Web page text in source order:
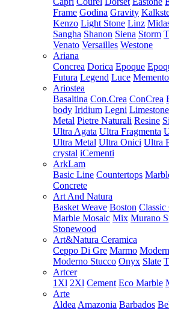
Frame Godina Gravity
Kenzo Light Stone Linz
Sangha Shanon Siena Storm
Venato Versailles Westone
Ariana
Concrea Dorica Epoque
Futura Legend Luce Memento
Ariostea
Basaltina Con.Crea ConCrea
body Iridium Legni Limestone
Metal Pietre Naturali Resine
Ultra Agata Ultra Fragmenta
Ultra Metal Ultra Onici Ultra
crystal iCementi
ArkLam
Basic Line Countertops
Concrete
Art And Natura
Basket Weave Boston Classic
Marble Mosaic Mix Murano
Stonewood
Art&Natura Ceramica
Ceppo Di Gre Marmo
Moderno Stucco Onyx Slate
Artcer
1Xl 2Xl Cement Eco Marble
Arte
Aldea Amazonia Barbados